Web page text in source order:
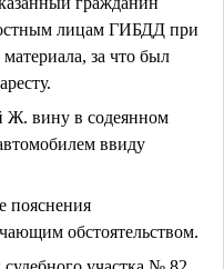
лицам ГИБДД при
за что был
Ж. вину в содеянном
ввиду
пояснения
обстоятельством.